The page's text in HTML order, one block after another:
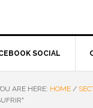
SOCIAL
ARE HERE: HOME /